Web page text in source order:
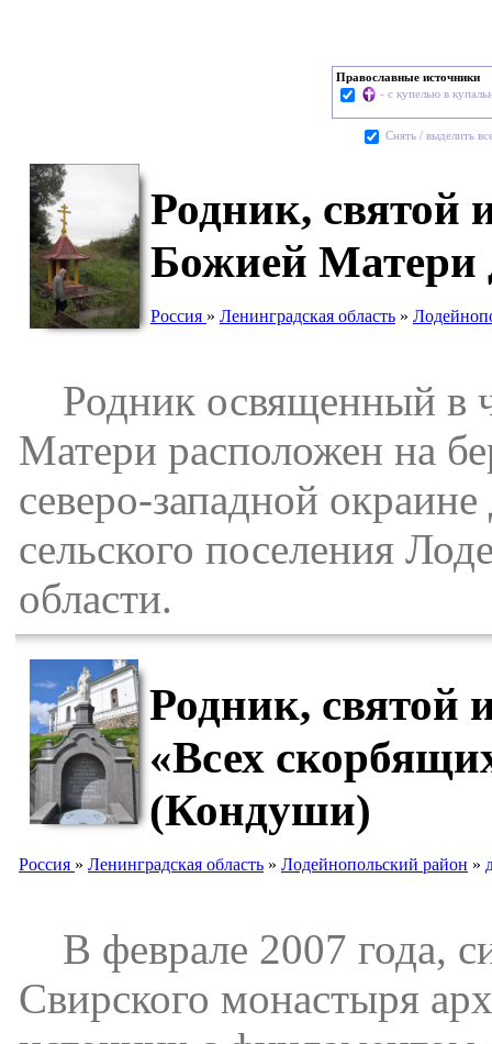
Православные источники
- с купелью в
Cнять / выделить
Родник, святой
Божией Матери
Россия » Ленинградская область»
Родник освященный в
Матери расположен на
северо-западной
сельского поселения
области.
Родник, святой
«Всех
(Кондуши)
Россия » Ленинградская область » Лодейнопольский район »
В феврале 2007 года,
Свирского монастыря